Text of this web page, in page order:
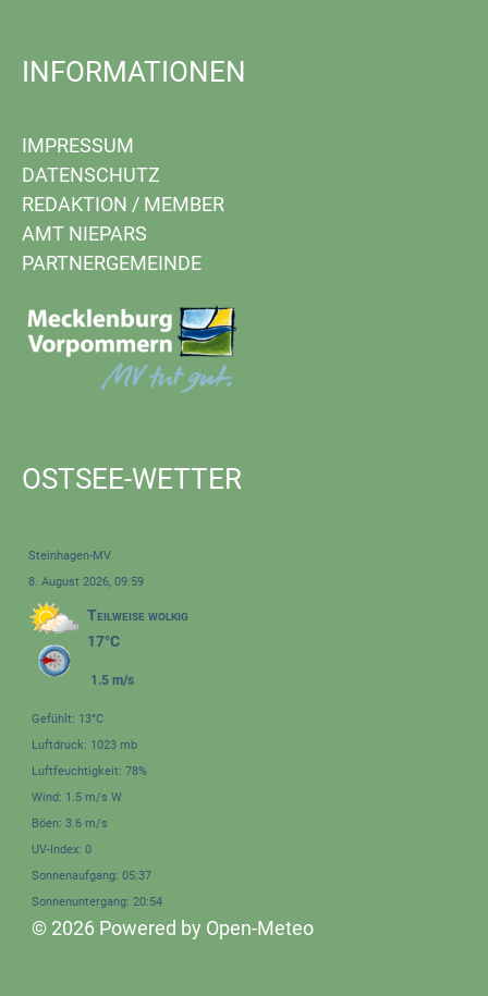
INFORMATIONEN
IMPRESSUM
DATENSCHUTZ
REDAKTION / MEMBER
AMT NIEPARS
PARTNERGEMEINDE
OSTSEE-WETTER
Steinhagen-MV
8. August 2026, 09:59
Teilweise wolkig
17°C
1.5 m/s
Gefühlt: 13°C
Luftdruck: 1023 mb
Luftfeuchtigkeit: 78%
Wind: 1.5 m/s W
Böen: 3.6 m/s
UV-Index: 0
Sonnenaufgang: 05:37
Sonnenuntergang: 20:54
© 2026 Powered by Open-Meteo